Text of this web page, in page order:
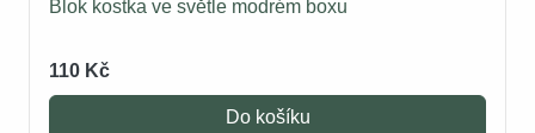
Blok kostka ve světle modrém boxu
110 Kč
Do košíku